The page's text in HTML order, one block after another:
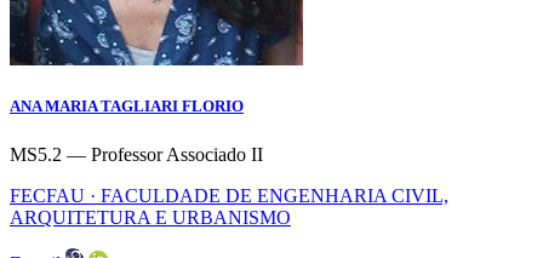
ANA MARIA TAGLIARI FLORIO
MS5.2 — Professor Associado II
FECFAU · FACULDADE DE ENGENHARIA CIVIL,
ARQUITETURA E URBANISMO